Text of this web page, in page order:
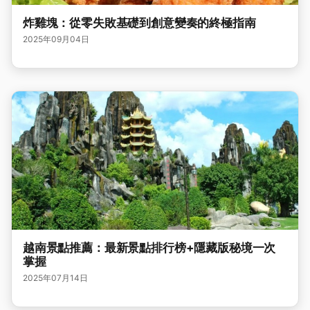
炸雞塊：從零失敗基礎到創意變奏的終極指南
2025年09月04日
越南景點推薦：最新景點排行榜+隱藏版秘境一次
掌握
2025年07月14日